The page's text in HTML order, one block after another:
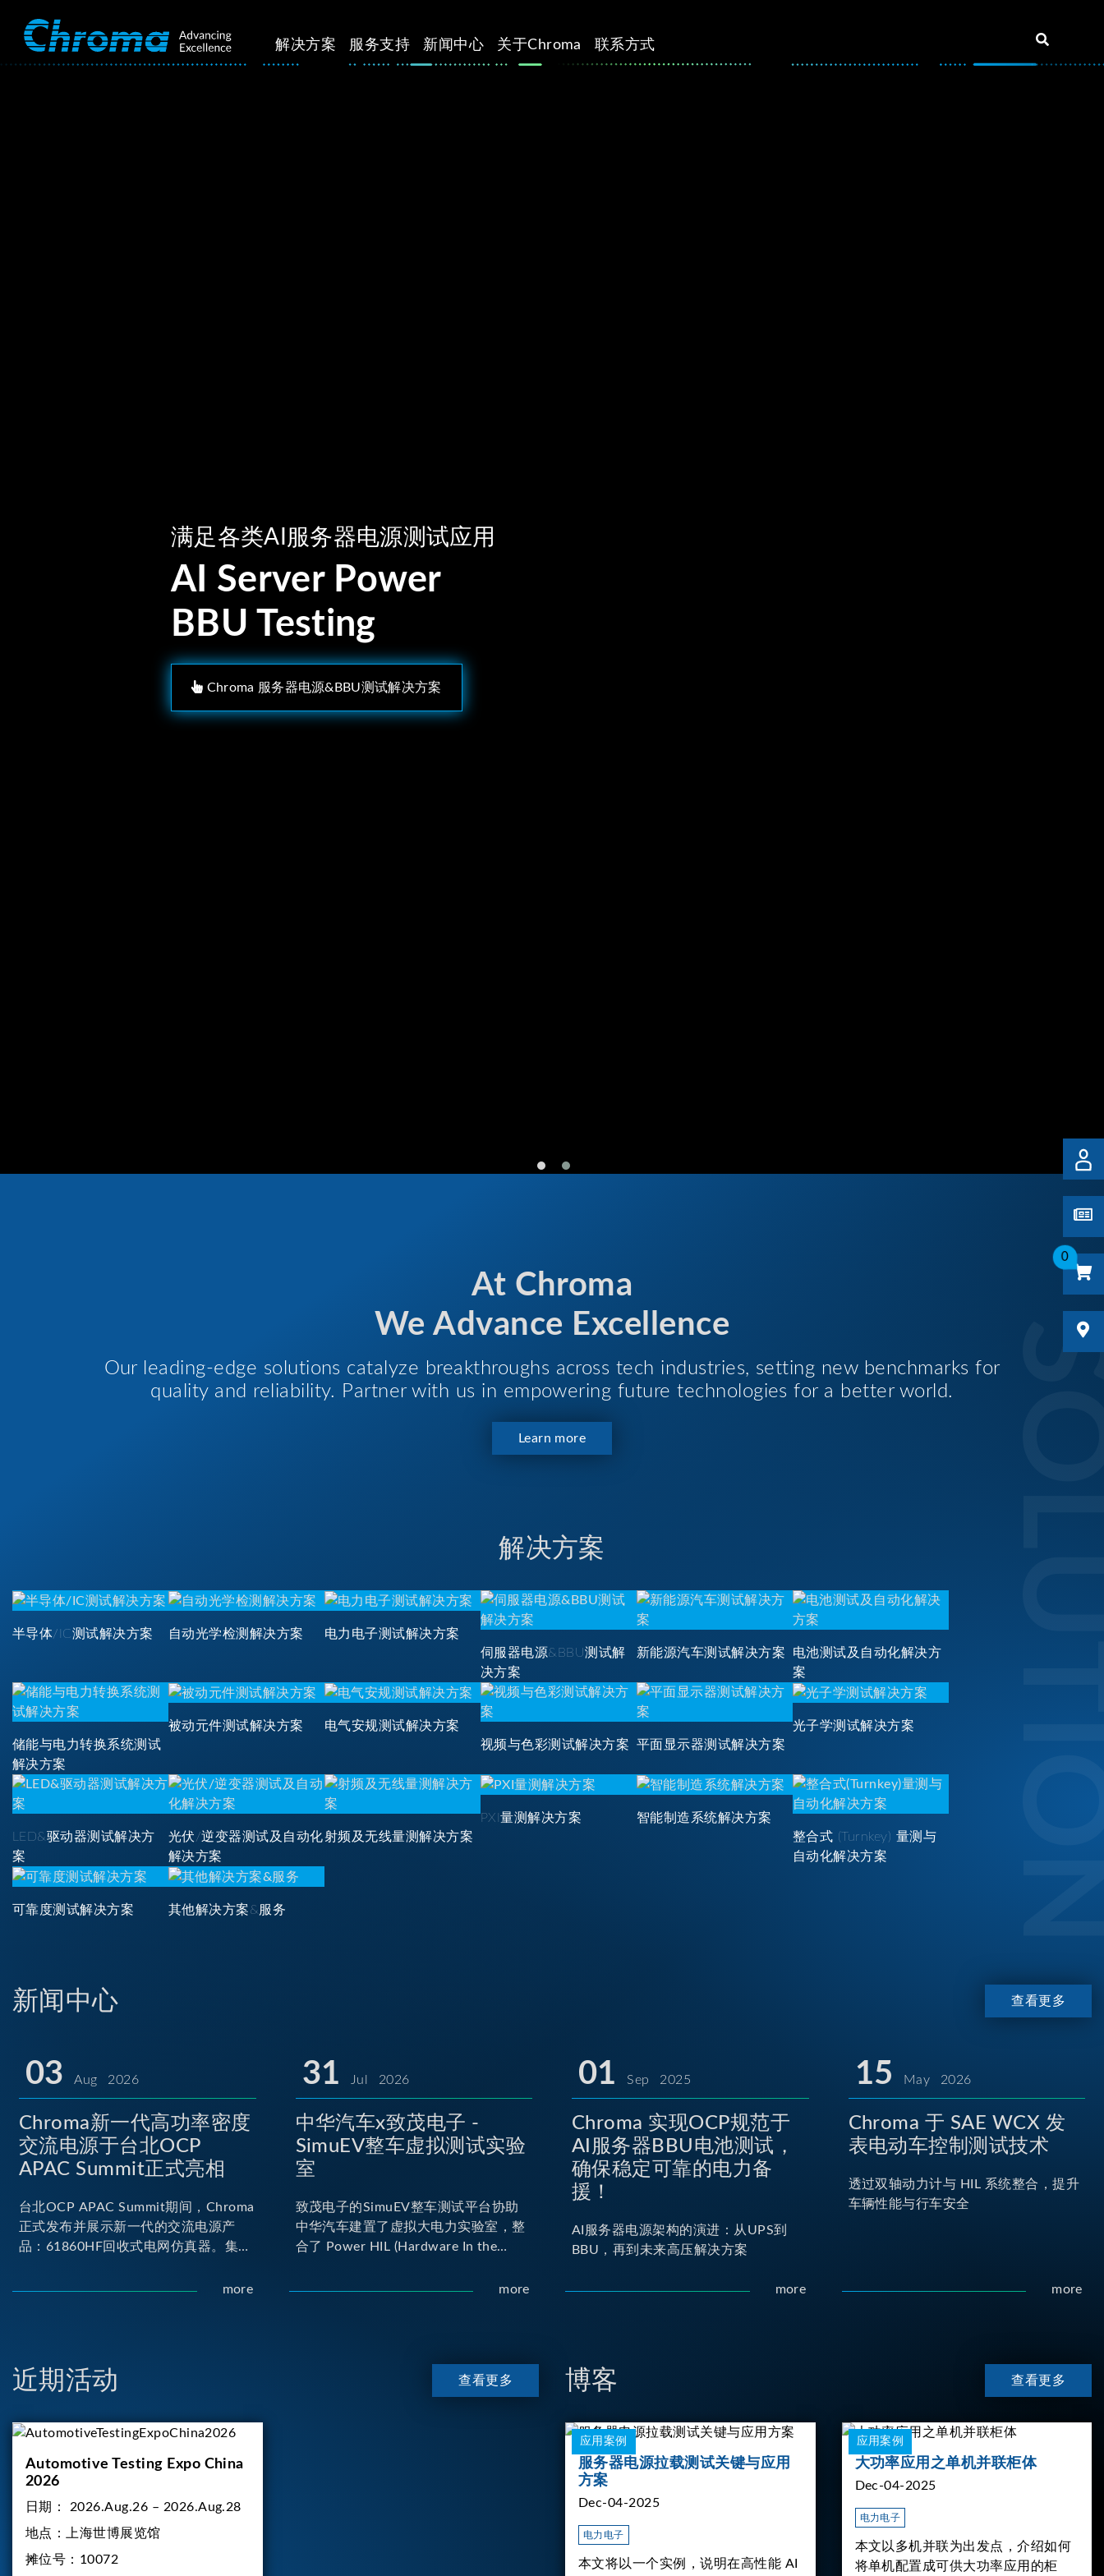
解决方案 服务支持 新闻中心 关于Chroma 联系方式
0
满足各类AI服务器电源测试应用
AI Server Power
BBU Testing
Chroma 服务器电源&BBU测试解决方案
At Chroma
We Advance Excellence
Our leading-edge solutions catalyze breakthroughs across tech industries, setting new benchmarks for
quality and reliability. Partner with us in empowering future technologies for a better world.
Learn more
解决方案
半导体/IC测试解决方案 自动光学检测解决方案
电力电子测试解决方案
伺服器电源&BBU测试解
决方案
新能源汽车测试解决方案
电池测试及自动化解决方
案
储能与电力转换系统测试
解决方案
被动元件测试解决方案
电气安规测试解决方案
视频与色彩测试解决方案
平面显示器测试解决方案
光子学测试解决方案
LED&驱动器测试解决方
案
光伏/逆变器测试及自动化
解决方案
射频及无线量测解决方案
PXI量测解决方案
智能制造系统解决方案
整合式 (Turnkey) 量测与
自动化解决方案
可靠度测试解决方案 其他解决方案&服务
新闻中心 查看更多
03 Aug 2026
Chroma新一代高功率密度
交流电源于台北OCP
APAC Summit正式亮相
台北OCP APAC Summit期间，Chroma
正式发布并展示新一代的交流电源产
品：61860HF回收式电网仿真器。集合
散热技术，实现5U高度具备最大60kVA
more
31 Jul 2026
中华汽车x致茂电子 -
SimuEV整车虚拟测试实验
室
致茂电子的SimuEV整车测试平台协助
中华汽车建置了虚拟大电力实验室，整
合了 Power HIL (Hardware In the
more
01 Sep 2025
Chroma 实现OCP规范于
AI服务器BBU电池测试，
确保稳定可靠的电力备
援！
AI服务器电源架构的演进：从UPS到
BBU，再到未来高压解决方案
more
15 May 2026
Chroma 于 SAE WCX 发
表电动车控制测试技术
透过双轴动力计与 HIL 系统整合，提升
车辆性能与行车安全
more
近期活动 查看更多
Automotive Testing Expo China
2026
日期：
2026.Aug.26 – 2026.Aug.28
地点：
上海世博展览馆
摊位号： 10072
博客 查看更多
应用案例
服务器电源拉载测试关键与应用
方案
Dec-04-2025
电力电子
本文将以一个实例，说明在高性能 AI
应用案例
大功率应用之单机并联柜体
Dec-04-2025
电力电子
本文以多机并联为出发点，介绍如何
将单机配置成可供大功率应用的柜